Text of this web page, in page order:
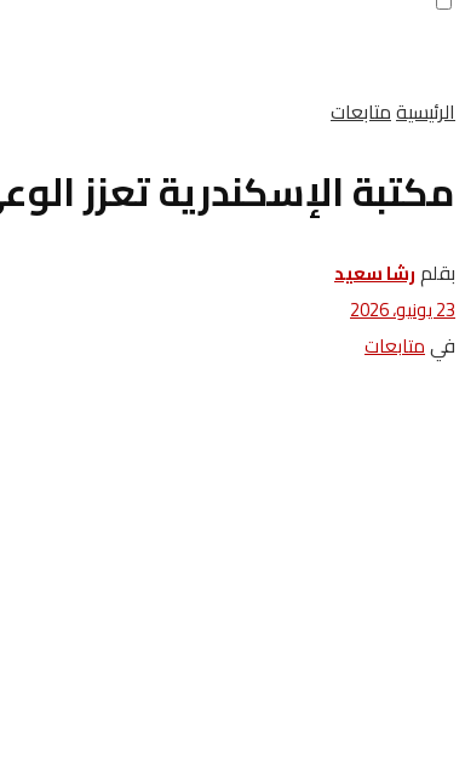
الرئيسيةمتابعات
مكتبة الإسكندرية تعزز
بقلمرشا سعيد
23 يونيو، 2026
فيمتابعات